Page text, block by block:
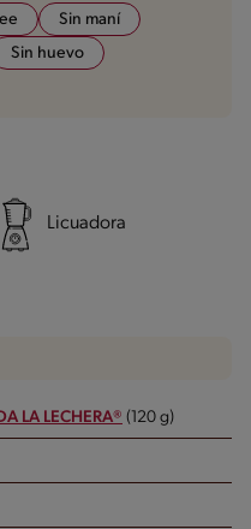
Sin maní
Sin huevo
Licuadora
LA LECHERA® (120 g)